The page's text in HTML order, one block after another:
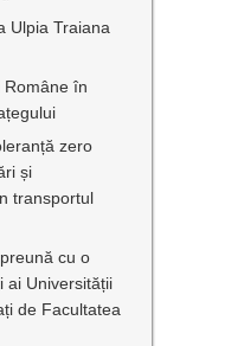
Ulpia Traiana
Române în
zero
și
transportul
cu o
ai Universității
de Facultatea